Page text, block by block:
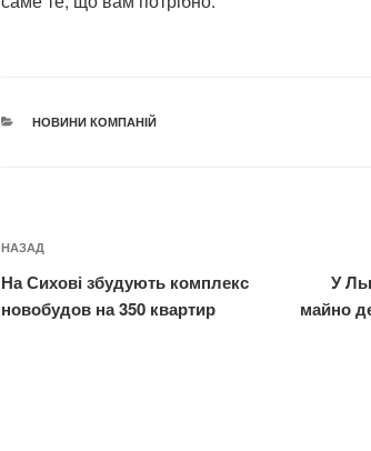
КАТЕГОРІЇ
НОВИНИ КОМПАНІЙ
Навігація
записів
Попередній
запис:
НАЗАД
На Сихові збудують комплекс
новобудов на 350 квартир
У
майно